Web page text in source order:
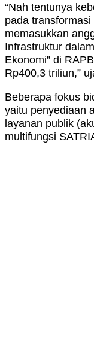
“Nah tentunya
pada
memasukkan
Infrastruktur
Ekonomi” di
Rp400,3 triliun,”
Beberapa fokus
yaitu penyediaan
layanan publik
multifungsi